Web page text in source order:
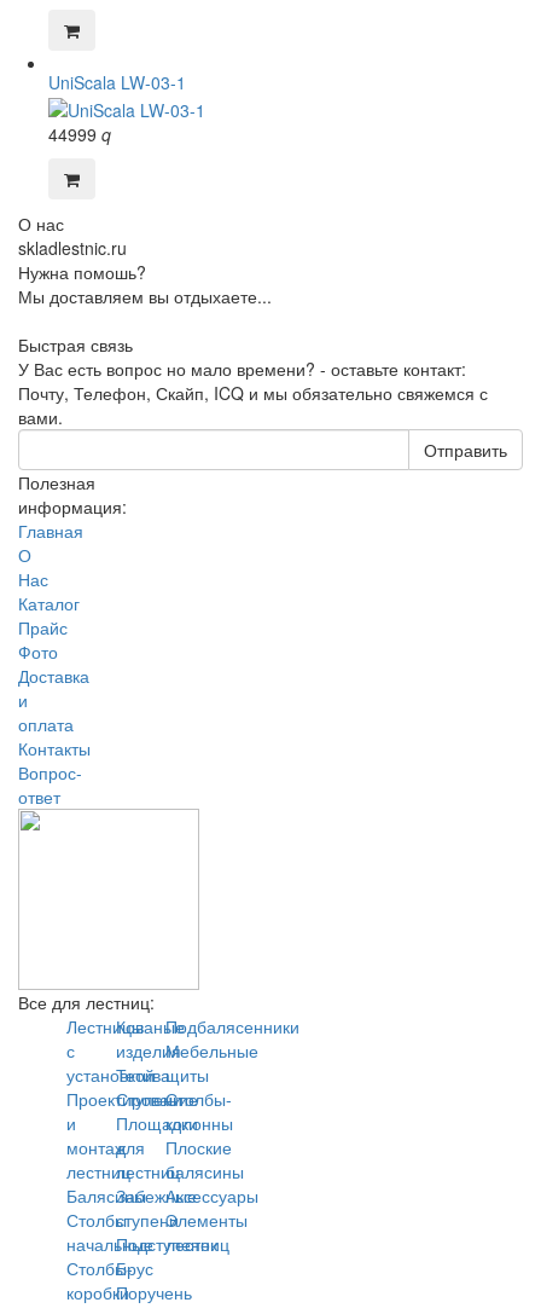
UniScala LW-03-1
44999 q
О нас
skladlestnic.ru
Нужна помошь?
Мы доставляем вы отдыхаете...
Быстрая связь
У Вас есть вопрос но мало времени? - оставьте контакт:
Почту, Телефон, Скайп, ICQ и мы обязательно свяжемся с
вами.
Отправить
Полезная
информация:
Главная
О
Нас
Каталог
Прайс
Фото
Доставка
и
оплата
Контакты
Вопрос-
ответ
Все для лестниц:
Лестницы
с
установкой
Проектирование
и
монтаж
лестниц
Балясины
Столбы
начальные
Столбы-
коробки
Кованые
изделия
Тетива
Ступени
Площадки
для
лестниц
Забежные
ступени
Подступенок
Брус
Поручень
Подбалясенники
Мебельные
щиты
Столбы-
колонны
Плоские
балясины
Аксессуары
Элементы
лестниц